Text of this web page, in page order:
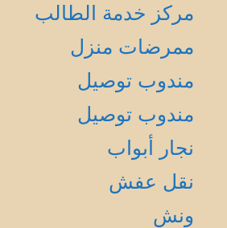
مركز خدمة الطالب
ممرضات منزل
مندوب توصيل
مندوب توصيل
نجار أبواب
نقل عفش
ونش